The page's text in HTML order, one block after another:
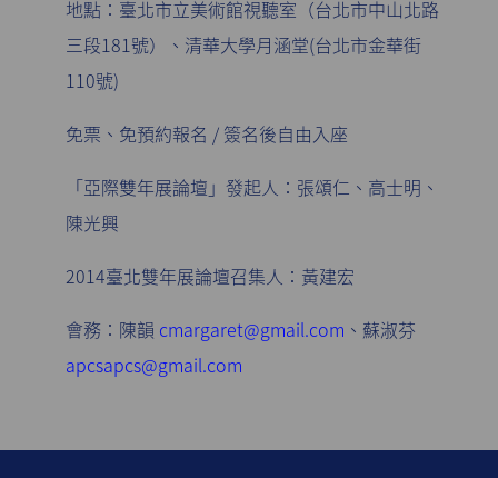
地點：臺北市立美術館視聽室（台北市中山北路
三段181號）、清華大學月涵堂(台北市金華街
110號)
免票、免預約報名 / 簽名後自由入座
「亞際雙年展論壇」發起人：張頌仁、高士明、
陳光興
2014臺北雙年展論壇召集人：黃建宏
會務：陳韻 cmargaret@gmail.com 、蘇淑芬
apcsapcs@gmail.com